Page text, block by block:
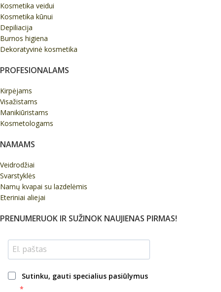
Kosmetika veidui
Kosmetika kūnui
Depiliacija
Burnos higiena
Dekoratyvinė kosmetika
PROFESIONALAMS
Kirpėjams
Visažistams
Manikiūristams
Kosmetologams
NAMAMS
Veidrodžiai
Svarstyklės
Namų kvapai su lazdelėmis
Eteriniai aliejai
PRENUMERUOK IR SUŽINOK NAUJIENAS PIRMAS!
Sutinku, gauti specialius pasiūlymus